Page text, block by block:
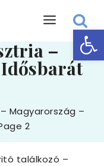
–
Magyarország –
2